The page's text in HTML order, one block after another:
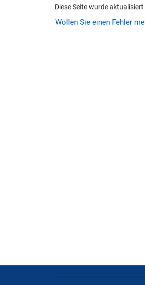
Diese Seite wurde
Wollen Sie einen Fehler